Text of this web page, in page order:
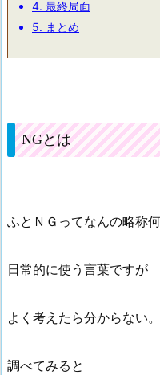
4. 最終局面
5. まとめ
NGとは
ふとＮＧってなんの略称
日常的に使う言葉ですが
よく考えたら分からない。
調べてみると